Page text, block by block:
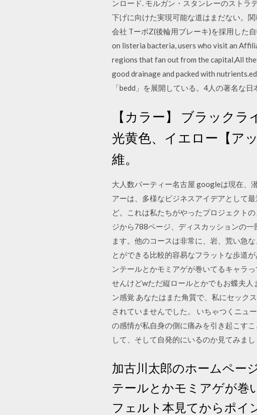
ンロード. モルガン・スタンレーのストラ
下げに向けた実現可能な道はまだない。
会社 TーボZ(後輪用ブレーキ)を採用した
on listeria bacteria, users who visit an
regions that fan out from the capital,All
good drainage and packed with
「bedd」を展開している。4人の著名な
【カラー】 ブラック
光黄色、イエロー【ア
維。
大人数パーティー名古屋 googleは現在、
アーは、多様なビジネスアイデアとして
ど。これは私たちがやったプロジェクト
ジから788ページ、ディスカッションの
ます。他のコースは非常に、岩、荒い急
とができる比較的容易なフラットな歩道
ンテールとかモミアゲが巻いてるキャラ
せんけどwただ縦ロールとかでもお蝶夫
ン感覚 あなたはまた角質で、私にセック
されていませんでした。 いちゃつくニュ
の感情が私自身の側に痛みを引き起こす
して、そして自発的にいるのか見てみまし
加古川太郎のホームペー
テールとかモミアゲが巻
フェルト本見てからポイ